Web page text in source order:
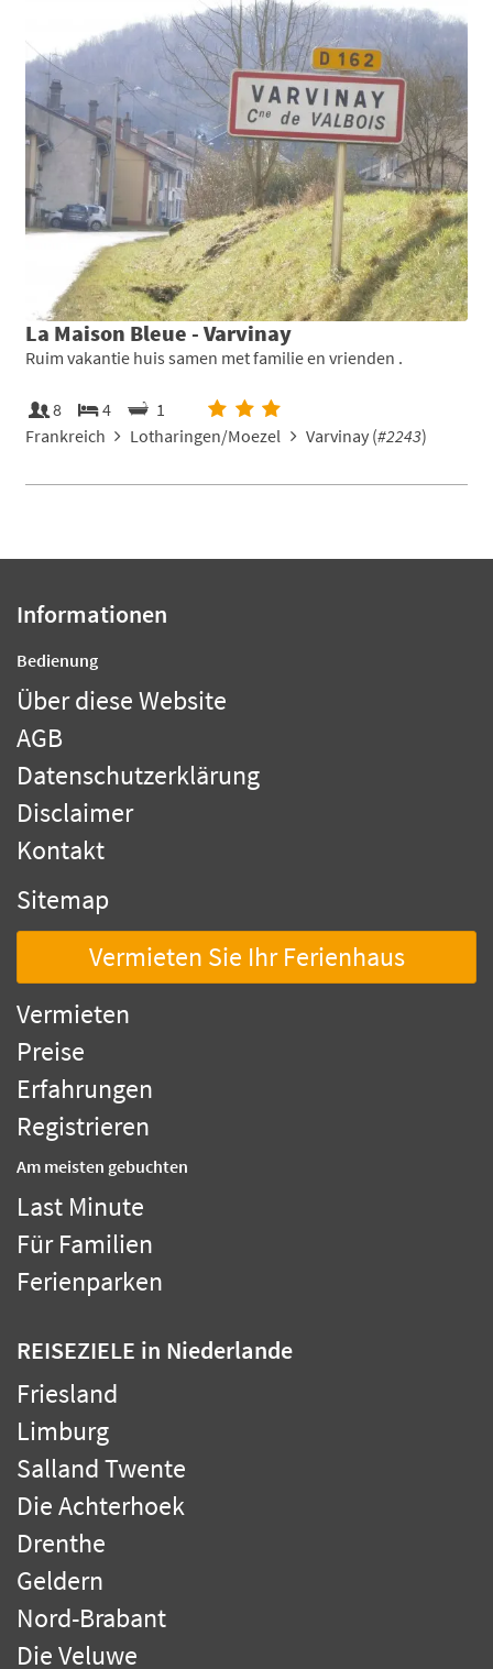
La Maison Bleue - Varvinay
Ruim vakantie huis samen met familie en vrienden .
8 4
1
Frankreich
Lotharingen/Moezel Varvinay (#2243)
Informationen
Bedienung
Über diese Website
AGB
Datenschutzerklärung
Disclaimer
Kontakt
Sitemap
Vermieten Sie Ihr Ferienhaus
Vermieten
Preise
Erfahrungen
Registrieren
Am meisten gebuchten
Last Minute
Für Familien
Ferienparken
REISEZIELE in Niederlande
Friesland
Limburg
Salland Twente
Die Achterhoek
Drenthe
Geldern
Nord-Brabant
Die Veluwe